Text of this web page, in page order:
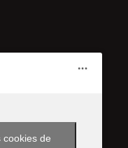
cookies de